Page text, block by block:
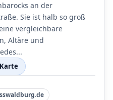
an der
Sie ist halb so groß
vergleichbare
Altäre und